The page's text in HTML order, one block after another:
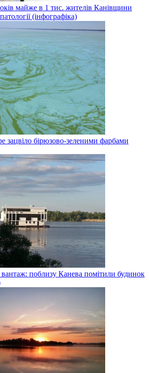
майже в 1 тис. жителів Канівщини
(інфографіка)
зацвіло бірюзово-зеленими фарбами
поблизу Канева помітили будинок